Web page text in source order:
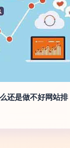
还是做不好网站排